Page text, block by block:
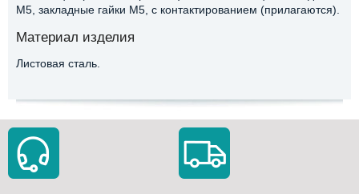
М5, закладные гайки M5, с контактированием (прилагаются).
Материал изделия
Листовая сталь.